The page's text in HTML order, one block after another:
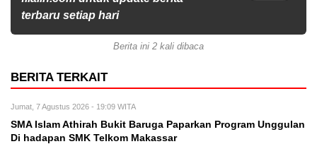
terbaru setiap hari
Berita ini 2 kali dibaca
BERITA TERKAIT
Jumat, 7 Agustus 2026 - 19:09 WITA
SMA Islam Athirah Bukit Baruga Paparkan Program Unggulan
Di hadapan SMK Telkom Makassar